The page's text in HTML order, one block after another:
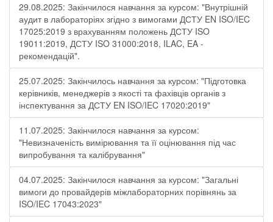
29.08.2025: Закінчилося навчання за курсом: "Внутрішній
аудит в лабораторіях згідно з вимогами ДСТУ EN ISO/IEC
17025:2019 з врахуванням положень ДСТУ ISO
19011:2019, ДСТУ ISO 31000:2018, ILAC, EA -
рекомендацій".
25.07.2025: Закінчилось навчання за курсом: "Підготовка
керівників, менеджерів з якості та фахівців органів з
інспектування за ДСТУ EN ISO/IEC 17020:2019"
11.07.2025: Закінчилося навчання за курсом:
"Невизначеність вимірювання та її оцінювання під час
випробування та калібрування"
04.07.2025: Закінчилося навчання за курсом: "Загальні
вимоги до провайдерів міжлабораторних порівнянь за
ISO/IEC 17043:2023"